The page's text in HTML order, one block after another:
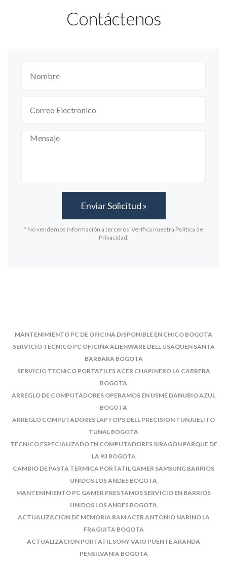
Contáctenos
* No vendemos información a terceros Verifica nuestra Política de
Privacidad.
MANTENIMIENTO PC DE OFICINA DISPONIBLE EN CHICO BOGOTA
SERVICIO TECNICO PC OFICINA ALIENWARE DELL USAQUEN SANTA
BARBARA BOGOTA
SERVICIO TECNICO PORTATILES ACER CHAPINERO LA CABRERA
BOGOTA
ARREGLO DE COMPUTADORES OPERAMOS EN USME DANUBIO AZUL
BOGOTA
ARREGLO COMPUTADORES LAPTOPS DELL PRECISION TUNJUELITO
TUNAL BOGOTA
TECNICO ESPECIALIZADO EN COMPUTADORES SIRAGON PARQUE DE
LA 93 BOGOTA
CAMBIO DE PASTA TERMICA PORTATIL GAMER SAMSUNG BARRIOS
UNIDOS LOS ANDES BOGOTA
MANTENIMIENTO PC GAMER PRESTAMOS SERVICIO EN BARRIOS
UNIDOS LOS ANDES BOGOTA
ACTUALIZACION DE MEMORIA RAM ACER ANTONIO NARINO LA
FRAGUITA BOGOTA
ACTUALIZACION PORTATIL SONY VAIO PUENTE ARANDA
PENSILVANIA BOGOTA